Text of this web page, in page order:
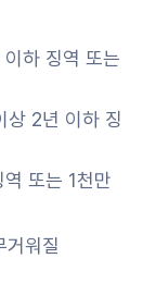
하 징역 또는
2년 이하 징
또는 1천만
거워질